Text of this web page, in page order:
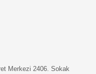
Merkezi 2406. Sokak